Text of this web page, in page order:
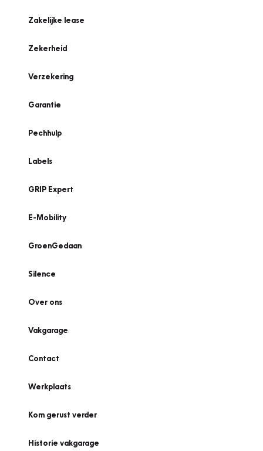
Zakelijke lease
Zekerheid
Verzekering
Garantie
Pechhulp
Labels
GRIP Expert
E-Mobility
GroenGedaan
Silence
Over ons
Vakgarage
Contact
Werkplaats
Kom gerust verder
Historie vakgarage